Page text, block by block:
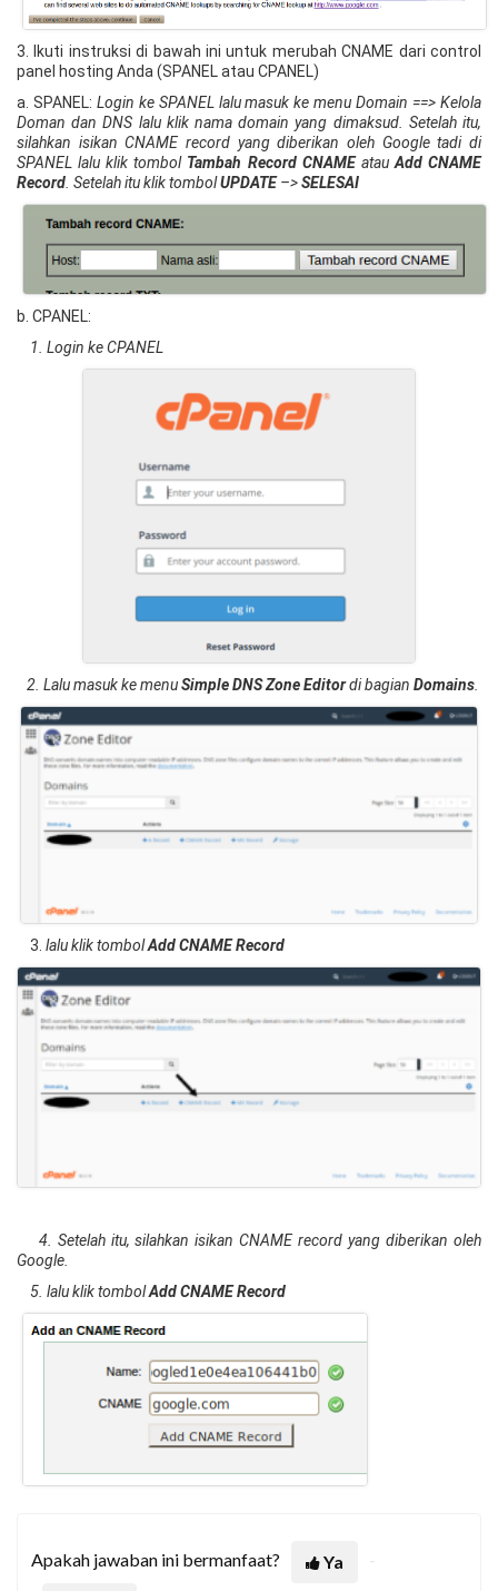
3. Ikuti instruksi di bawah ini untuk merubah CNAME dari control
panel hosting Anda (SPANEL atau CPANEL)
a. SPANEL: Login ke SPANEL lalu masuk ke menu Domain ==> Kelola
Doman dan DNS lalu klik nama domain yang dimaksud. Setelah itu,
silahkan isikan CNAME record yang diberikan oleh Google tadi di
SPANEL lalu klik tombol Tambah Record CNAMEatau Add CNAME
Record . Setelah itu klik tombolUPDATE–>SELESAI
b. CPANEL:
1. Login ke CPANEL
2. Lalu masuk ke menuSimple DNS Zone Editordi bagian Domains
3. lalu klik tombolAdd CNAME Record
4. Setelah itu, silahkan isikan CNAME record yang diberikan oleh
Google.
5. lalu klik tombolAdd CNAME Record
Apakah jawaban ini bermanfaat?
Ya